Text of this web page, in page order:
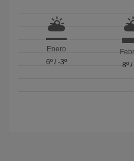
Enero
6º/ -3º
8º/